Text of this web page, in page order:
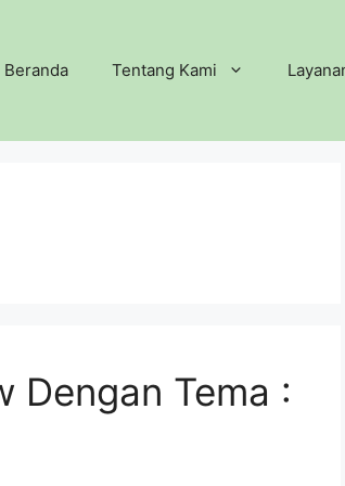
Beranda Tentang Kami
Dengan Tema :